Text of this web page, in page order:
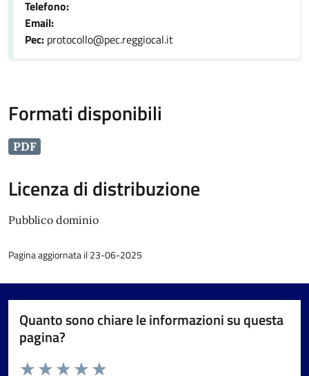
Telefono:
Email:
Pec: protocollo@pec.reggiocal.it
Formati disponibili
PDF
Licenza di distribuzione
Pubblico dominio
Pagina aggiornata il 23-06-2025
Quanto sono chiare le informazioni su questa
pagina?
Valuta da 1 a 5 stelle la pagina